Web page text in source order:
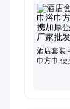
巾、酒店
条纹毛巾
广告毛巾
浴袍
酒店套装
巾方巾 便